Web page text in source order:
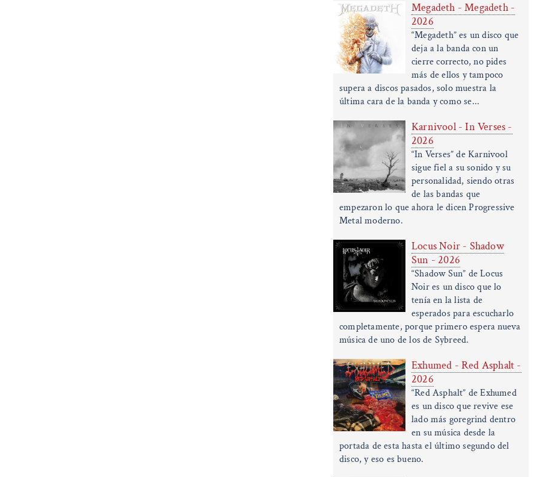
Megadeth - Megadeth -
2026
“Megadeth” es un disco que
deja a la banda con un
cierre correcto, no pides
más de ellos y tampoco
supera a discos pasados, solo muestra la
última cara de la banda y como se...
Karnivool - In Verses -
2026
“In Verses” de Karnivool
sigue fiel a su sonido y su
personalidad, siendo otras
de las bandas que
empezaron lo que ahora le dicen Progressive
Metal moderno.
Locus Noir - Shadow
Sun - 2026
“Shadow Sun” de Locus
Noir es un disco que lo
tenía en la lista de
esperados para escucharlo
completamente, porque primero espera nueva
música de uno de los de Sybreed.
Exhumed - Red Asphalt -
2026
“Red Asphalt” de Exhumed
es un disco que revive ese
lado más goregrind dentro
en su música desde la
portada de esta hasta el último segundo del
disco, y eso es bueno.